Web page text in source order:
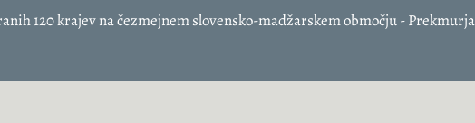
120 krajev na čezmejnem slovensko-madžarskem območju -